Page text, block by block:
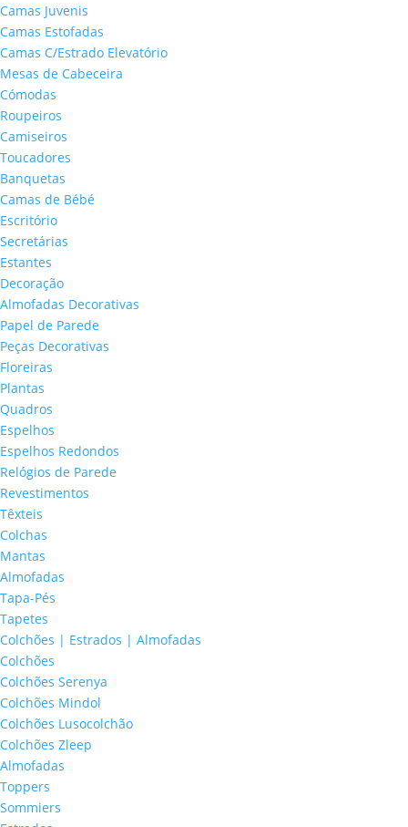
Camas Juvenis
Camas Estofadas
Camas C/Estrado Elevatório
Mesas de Cabeceira
Cómodas
Roupeiros
Camiseiros
Toucadores
Banquetas
Camas de Bébé
Escritório
Secretárias
Estantes
Decoração
Almofadas Decorativas
Papel de Parede
Peças Decorativas
Floreiras
Plantas
Quadros
Espelhos
Espelhos Redondos
Relógios de Parede
Revestimentos
Têxteis
Colchas
Mantas
Almofadas
Tapa-Pés
Tapetes
Colchões | Estrados | Almofadas
Colchões
Colchões Serenya
Colchões Mindol
Colchões Lusocolchão
Colchões Zleep
Almofadas
Toppers
Sommiers